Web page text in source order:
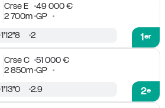
Crse E
49 000 €
2 700m GP
1er
1'12''8 2
Crse C
51 000 €
2 850m GP
2e
1'13''0 2.9